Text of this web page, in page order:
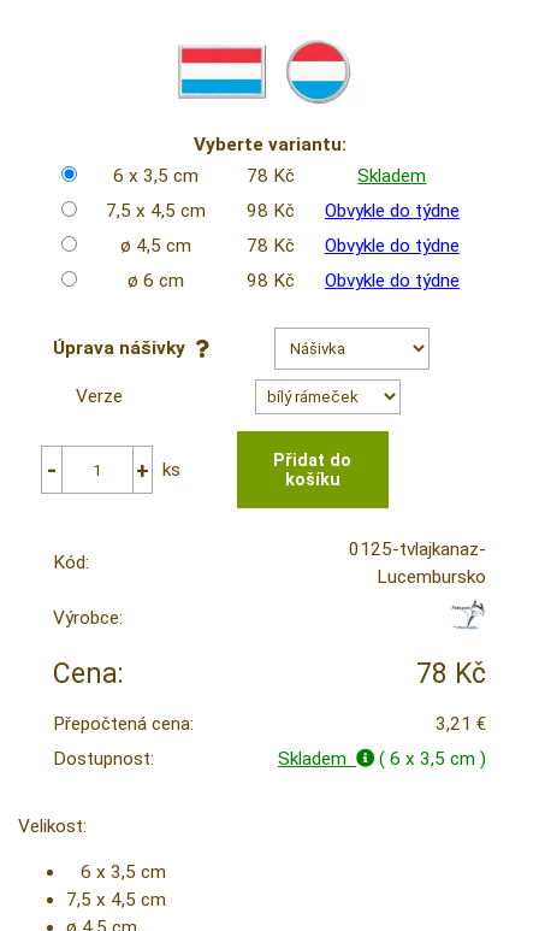
Vyberte variantu:
6 x 3,5 cm
78 Kč
Skladem
7,5 x 4,5 cm
98 Kč
Obvykle do týdne
ø 4,5 cm
78 Kč
Obvykle do týdne
ø 6 cm
98 Kč Obvykle do týdne
Úprava nášivky
Verze
ks
Kód:
0125-tvlajkanaz-
Lucembursko
Výrobce:
Cena: 78 Kč
Přepočtená cena:
3,21 €
Dostupnost:
Skladem ( 6 x 3,5 cm )
Velikost:
6 x 3,5 cm
7,5 x 4,5 cm